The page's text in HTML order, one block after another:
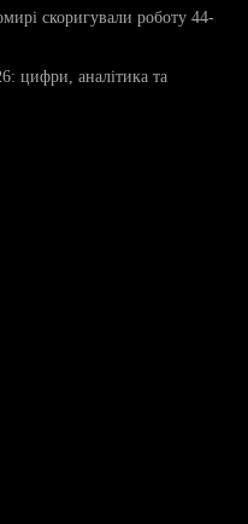
скоригували роботу 44-
цифри, аналітика та